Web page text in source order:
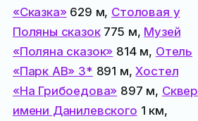
«Сказка»629 м, Столовая у
Поляны сказок775 м, Музей
«Поляна сказок» 814 м, Отель
«Парк АВ» 3* 891 м,Хостел
«На Грибоедова» 897 м, Сквер
имени Данилевского 1 км,